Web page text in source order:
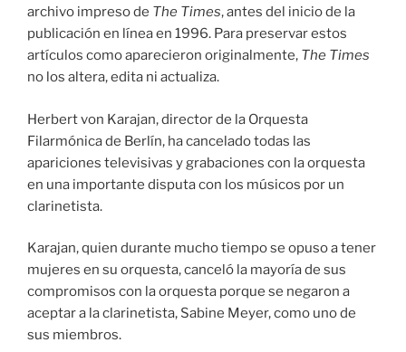
archivo impreso de The Times, antes del inicio de la
publicación en línea en 1996. Para preservar estos
artículos como aparecieron originalmente, The Times
no los altera, edita ni actualiza.
Herbert von Karajan, director de la Orquesta
Filarmónica de Berlín, ha cancelado todas las
apariciones televisivas y grabaciones con la orquesta
en una importante disputa con los músicos por un
clarinetista.
Karajan, quien durante mucho tiempo se opuso a tener
mujeres en su orquesta, canceló la mayoría de sus
compromisos con la orquesta porque se negaron a
aceptar a la clarinetista, Sabine Meyer, como uno de
sus miembros.